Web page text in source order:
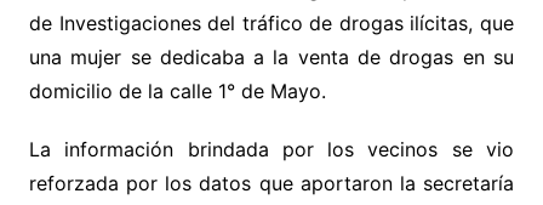
de Investigaciones del tráfico de drogas ilícitas, que
una mujer se dedicaba a la venta de drogas en su
domicilio de la calle 1° de Mayo.
La información brindada por los vecinos se vio
reforzada por los datos que aportaron la secretaría